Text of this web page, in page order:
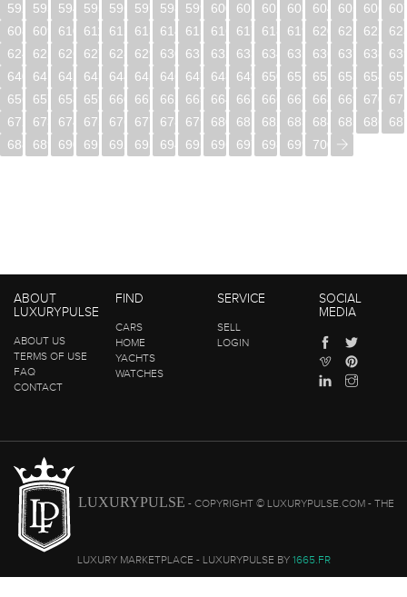
592
593 594 595 596 597 598 599 600 601 602 603 604 605 606
608
609 610 611 612 613 614 615 616 617 618 619 620 621 622
624
625 626 627 628 629 630 631 632 633 634 635 636 637 638
640
641 642 643 644 645 646 647 648 649 650 651 652 653 654
656
657 658 659 660 661 662 663 664 665 666 667 668 669 670
672
673 674 675 676 677 678 679 680 681 682 683 684 685 686
688
689 690 691 692 693 694 695 696 697 698 699 700
ABOUT
LUXURYPULSE
ABOUT US
TERMS OF USE
FAQ
CONTACT
FIND
CARS
HOME
YACHTS
WATCHES
SERVICE
SELL
LOGIN
SOCIAL
MEDIA
LUXURYPULSE - COPYRIGHT © LUXURYPULSE.COM - THE
LUXURY MARKETPLACE - LUXURYPULSE BY 1665.FR